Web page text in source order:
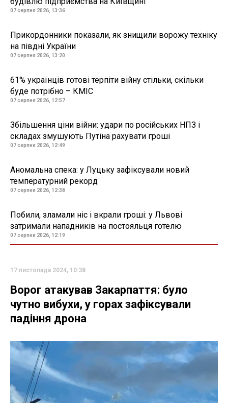
07 серпня 2026, 13:36
Прикордонники показали, як знищили ворожу техніку
на півдні України
07 серпня 2026, 13:20
61% українців готові терпіти війну стільки, скільки
буде потрібно – КМІС
07 серпня 2026, 12:57
Збільшення ціни війни: удари по російських НПЗ і
складах змушують Путіна рахувати гроші
07 серпня 2026, 12:49
Аномальна спека: у Луцьку зафіксували новий
температурний рекорд
07 серпня 2026, 12:38
Побили, зламали ніс і вкрали гроші: у Львові
затримали нападників на постояльця готелю
07 серпня 2026, 12:19
17 листопада 2024, 10:38
Ворог атакував Закарпаття: було
чутно вибухи, у горах зафіксували
падіння дрона